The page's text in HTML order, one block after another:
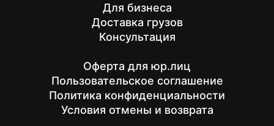
Для бизнеса
Доставка грузов
Консультация
Оферта для юр.лиц
Пользовательское соглашение
Политика конфиденциальности
Условия отмены и возврата